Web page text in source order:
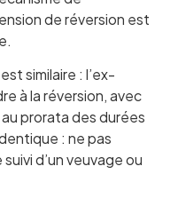
de réversion est
similaire : l’ex-
à la réversion, avec
prorata des durées
: ne pas
d’un veuvage ou